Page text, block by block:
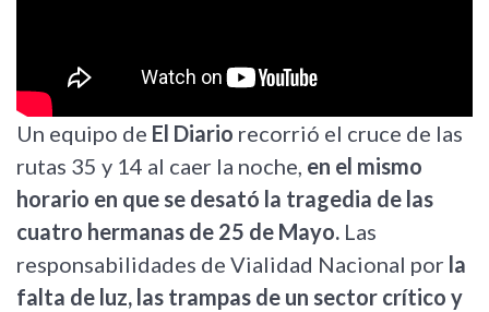
Un equipo de El Diario recorrió el cruce de las
rutas 35 y 14 al caer la noche, en el mismo
horario en que se desató la tragedia de las
cuatro hermanas de 25 de Mayo. Las
responsabilidades de Vialidad Nacional por la
falta de luz, las trampas de un sector crítico y